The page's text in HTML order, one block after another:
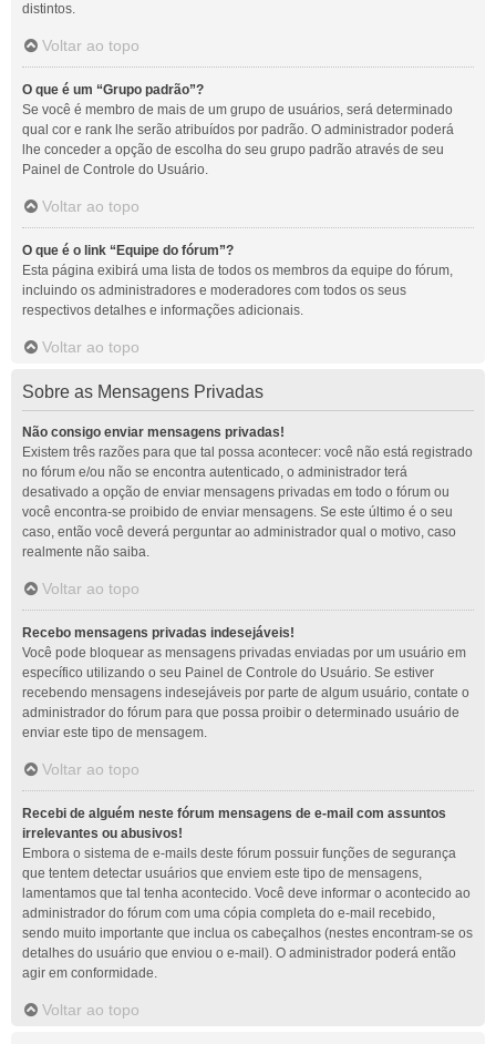
distintos.
Voltar ao topo
O que é um “Grupo padrão”?
Se você é membro de mais de um grupo de usuários, será determinado
qual cor e rank lhe serão atribuídos por padrão. O administrador poderá
lhe conceder a opção de escolha do seu grupo padrão através de seu
Painel de Controle do Usuário.
Voltar ao topo
O que é o link “Equipe do fórum”?
Esta página exibirá uma lista de todos os membros da equipe do fórum,
incluindo os administradores e moderadores com todos os seus
respectivos detalhes e informações adicionais.
Voltar ao topo
Sobre as Mensagens Privadas
Não consigo enviar mensagens privadas!
Existem três razões para que tal possa acontecer: você não está registrado
no fórum e/ou não se encontra autenticado, o administrador terá
desativado a opção de enviar mensagens privadas em todo o fórum ou
você encontra-se proibido de enviar mensagens. Se este último é o seu
caso, então você deverá perguntar ao administrador qual o motivo, caso
realmente não saiba.
Voltar ao topo
Recebo mensagens privadas indesejáveis!
Você pode bloquear as mensagens privadas enviadas por um usuário em
específico utilizando o seu Painel de Controle do Usuário. Se estiver
recebendo mensagens indesejáveis por parte de algum usuário, contate o
administrador do fórum para que possa proibir o determinado usuário de
enviar este tipo de mensagem.
Voltar ao topo
Recebi de alguém neste fórum mensagens de e-mail com assuntos
irrelevantes ou abusivos!
Embora o sistema de e-mails deste fórum possuir funções de segurança
que tentem detectar usuários que enviem este tipo de mensagens,
lamentamos que tal tenha acontecido. Você deve informar o acontecido ao
administrador do fórum com uma cópia completa do e-mail recebido,
sendo muito importante que inclua os cabeçalhos (nestes encontram-se os
detalhes do usuário que enviou o e-mail). O administrador poderá então
agir em conformidade.
Voltar ao topo